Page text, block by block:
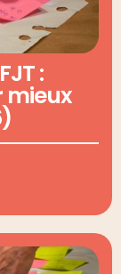
:
mieux